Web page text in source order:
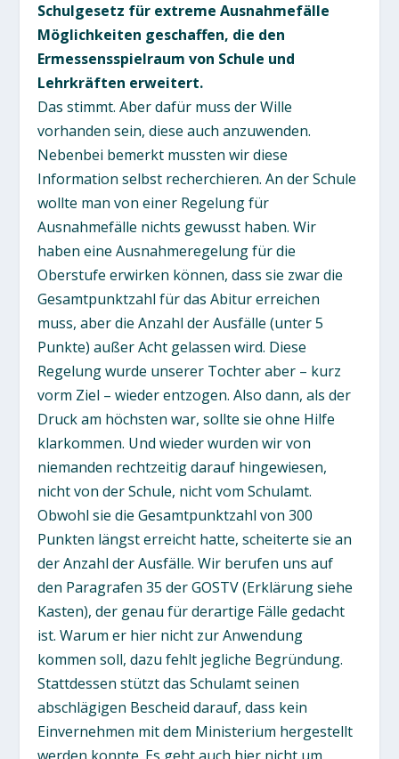
Schulgesetz für extreme Ausnahmefälle
Möglichkeiten geschaffen, die den
Ermessensspielraum von Schule und
Lehrkräften erweitert.
Das stimmt. Aber dafür muss der Wille
vorhanden sein, diese auch anzuwenden.
Nebenbei bemerkt mussten wir diese
Information selbst recherchieren. An der Schule
wollte man von einer Regelung für
Ausnahmefälle nichts gewusst haben. Wir
haben eine Ausnahmeregelung für die
Oberstufe erwirken können, dass sie zwar die
Gesamtpunktzahl für das Abitur erreichen
muss, aber die Anzahl der Ausfälle (unter 5
Punkte) außer Acht gelassen wird. Diese
Regelung wurde unserer Tochter aber – kurz
vorm Ziel – wieder entzogen. Also dann, als der
Druck am höchsten war, sollte sie ohne Hilfe
klarkommen. Und wieder wurden wir von
niemanden rechtzeitig darauf hingewiesen,
nicht von der Schule, nicht vom Schulamt.
Obwohl sie die Gesamtpunktzahl von 300
Punkten längst erreicht hatte, scheiterte sie an
der Anzahl der Ausfälle. Wir berufen uns auf
den Paragrafen 35 der GOSTV (Erklärung siehe
Kasten), der genau für derartige Fälle gedacht
ist. Warum er hier nicht zur Anwendung
kommen soll, dazu fehlt jegliche Begründung.
Stattdessen stützt das Schulamt seinen
abschlägigen Bescheid darauf, dass kein
Einvernehmen mit dem Ministerium hergestellt